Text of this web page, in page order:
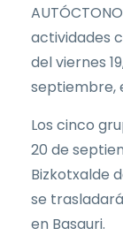
actividades
del viernes
septiembre,
Los cinco
20 de
Bizkotxalde
se
en Basauri.